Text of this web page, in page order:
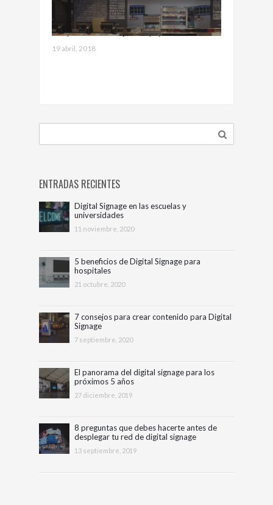
KFC premia el trabajo en equipo de MALER
Digital Signage
19 abril, 2018
ENTRADAS RECIENTES
Digital Signage en las escuelas y
universidades
11 noviembre, 2020
5 beneficios de Digital Signage para
hospitales
21 octubre, 2020
7 consejos para crear contenido para Digital
Signage
7 septiembre, 2020
El panorama del digital signage para los
próximos 5 años
27 diciembre, 2019
8 preguntas que debes hacerte antes de
desplegar tu red de digital signage
13 septiembre, 2019